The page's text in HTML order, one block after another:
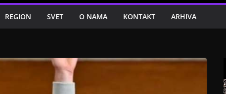
REGION SVET O NAMA KONTAKT ARHIVA